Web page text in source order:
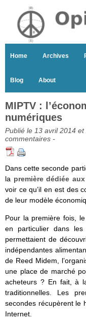
Home Archives
Blog About
MIPTV :
numériques
Publié le 13 avril 2014
commentaires -
Dans cette seconde
la première dédiée
voir ce qu’il en est des
de leur modèle
Pour la première fois,
en particulier dans les
permettaient de
indépendantes
de Reed Midem,
une place de marché
acheteurs ? En fait, à
traditionnelles. Les
secondes récupèrent le
Internet.